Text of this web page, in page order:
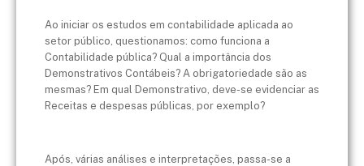
Ao iniciar os estudos em contabilidade aplicada ao
setor público, questionamos: como funciona a
Contabilidade pública? Qual a importância dos
Demonstrativos Contábeis? A obrigatoriedade são as
mesmas? Em qual Demonstrativo, deve-se evidenciar as
Receitas e despesas públicas, por exemplo?
Após, várias análises e interpretações, passa-se a